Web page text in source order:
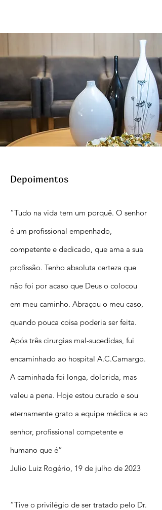
Depoimentos
“Tudo na vida tem um porquê. O senhor
é um profissional empenhado,
competente e dedicado, que ama a sua
profissão. Tenho absoluta certeza que
não foi por acaso que Deus o colocou
em meu caminho. Abraçou o meu caso,
quando pouca coisa poderia ser feita.
Após três cirurgias mal-sucedidas, fui
encaminhado ao hospital A.C.Camargo.
A caminhada foi longa, dolorida, mas
valeu a pena. Hoje estou curado e sou
eternamente grato a equipe médica e ao
senhor, profissional competente e
humano que é”
Julio Luiz Rogério, 19 de julho de 2023
“Tive o privilégio de ser tratado pelo Dr.